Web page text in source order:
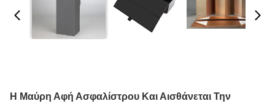
Η Μαύρη Αφή Ασφαλίστρου Και Αισθάνεται Την